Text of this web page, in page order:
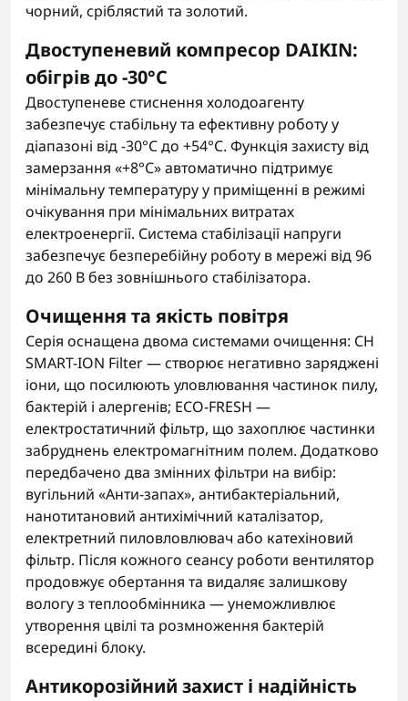
чорний, сріблястий та золотий.
Двоступеневий компресор DAIKIN:
обігрів до -30°C
Двоступеневе стиснення холодоагенту
забезпечує стабільну та ефективну роботу у
діапазоні від -30°C до +54°C. Функція захисту від
замерзання «+8°C» автоматично підтримує
мінімальну температуру у приміщенні в режимі
очікування при мінімальних витратах
електроенергії. Система стабілізації напруги
забезпечує безперебійну роботу в мережі від 96
до 260 В без зовнішнього стабілізатора.
Очищення та якість повітря
Серія оснащена двома системами очищення: CH
SMART-ION Filter — створює негативно заряджені
іони, що посилюють уловлювання частинок пилу,
бактерій і алергенів; ECO-FRESH —
електростатичний фільтр, що захоплює частинки
забруднень електромагнітним полем. Додатково
передбачено два змінних фільтри на вибір:
вугільний «Анти-запах», антибактеріальний,
нанотитановий антихімічний каталізатор,
електретний пиловловлювач або катехіновий
фільтр. Після кожного сеансу роботи вентилятор
продовжує обертання та видаляє залишкову
вологу з теплообмінника — унеможливлює
утворення цвілі та розмноження бактерій
всередині блоку.
Антикорозійний захист і надійність